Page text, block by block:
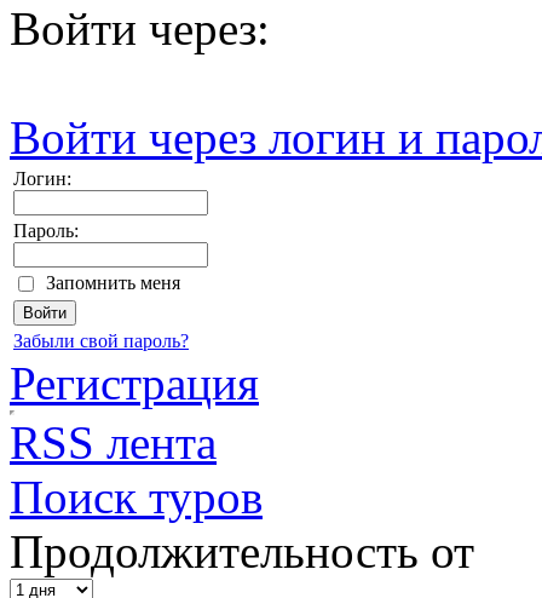
Войти через:
Войти через логин и
Логин:
Пароль:
Запомнить меня
Забыли свой пароль?
Регистрация
RSS лента
Поиск туров
Продолжительность от